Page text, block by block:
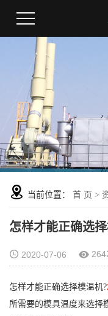
当前位置： 首 页 >
怎样才能正确选
2020-07-06 264
怎样才能正确选择模温机?
所需要的模具温度来选择